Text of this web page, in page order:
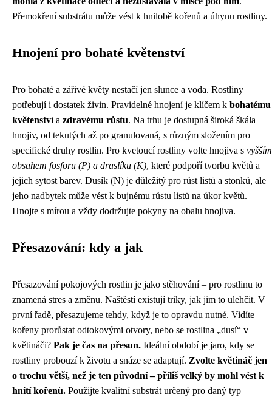
Přemokření substrátu může vést k hnilobě kořenů a úhynu rostliny.
Hnojení pro bohaté květenství
Pro bohaté a zářivé květy nestačí jen slunce a voda. Rostliny
potřebují i dostatek živin. Pravidelné hnojení je klíčem k bohatému
květenstvía zdravému růstu. Na trhu je dostupná široká škála
hnojiv, od tekutých až po granulovaná, s různým složením pro
specifické druhy rostlin. Pro kvetoucí rostliny volte hnojiva s vyšším
obsahem fosforu (P) a draslíku (K), které podpoří tvorbu květů a
jejich sytost barev. Dusík (N) je důležitý pro růst listů a stonků, ale
jeho nadbytek může vést k bujnému růstu listů na úkor květů.
Hnojte s mírou a vždy dodržujte pokyny na obalu hnojiva.
Přesazování: kdy a jak
Přesazování pokojových rostlin je jako stěhování – pro rostlinu to
znamená stres a změnu. Naštěstí existují triky, jak jim to ulehčit. V
první řadě, přesazujeme tehdy, když je to opravdu nutné. Vidíte
kořeny prorůstat odtokovými otvory, nebo se rostlina „dusí“ v
květináči? Pak je čas na přesun. Ideální období je jaro, kdy se
rostliny probouzí k životu a snáze se adaptují. Zvolte květináč jen
o trochu větší, než je ten původní – příliš velký by mohl vést k
hnití kořenů. Použijte kvalitní substrát určený pro daný typ